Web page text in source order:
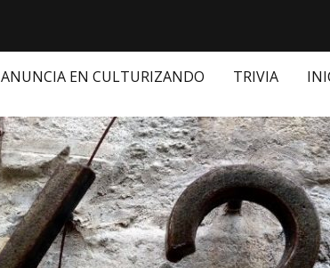
ANUNCIA EN CULTURIZANDO TRIVIA